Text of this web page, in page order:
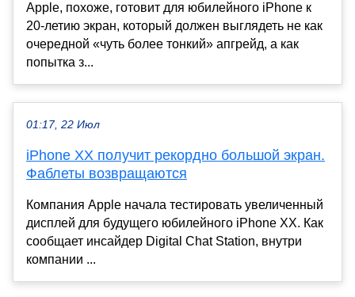
Apple, похоже, готовит для юбилейного iPhone к
20-летию экран, который должен выглядеть не как
очередной «чуть более тонкий» апгрейд, а как
попытка з...
01:17, 22 Июл
iPhone XX получит рекордно большой экран.
Фаблеты возвращаются
Компания Apple начала тестировать увеличенный
дисплей для будущего юбилейного iPhone XX. Как
сообщает инсайдер Digital Chat Station, внутри
компании ...